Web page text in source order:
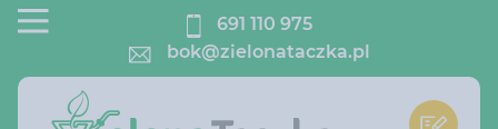
691 110 975
bok@zielonataczka.pl